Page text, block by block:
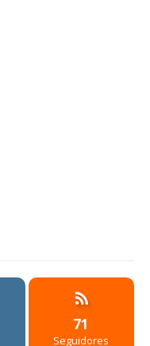
71
Seguidores